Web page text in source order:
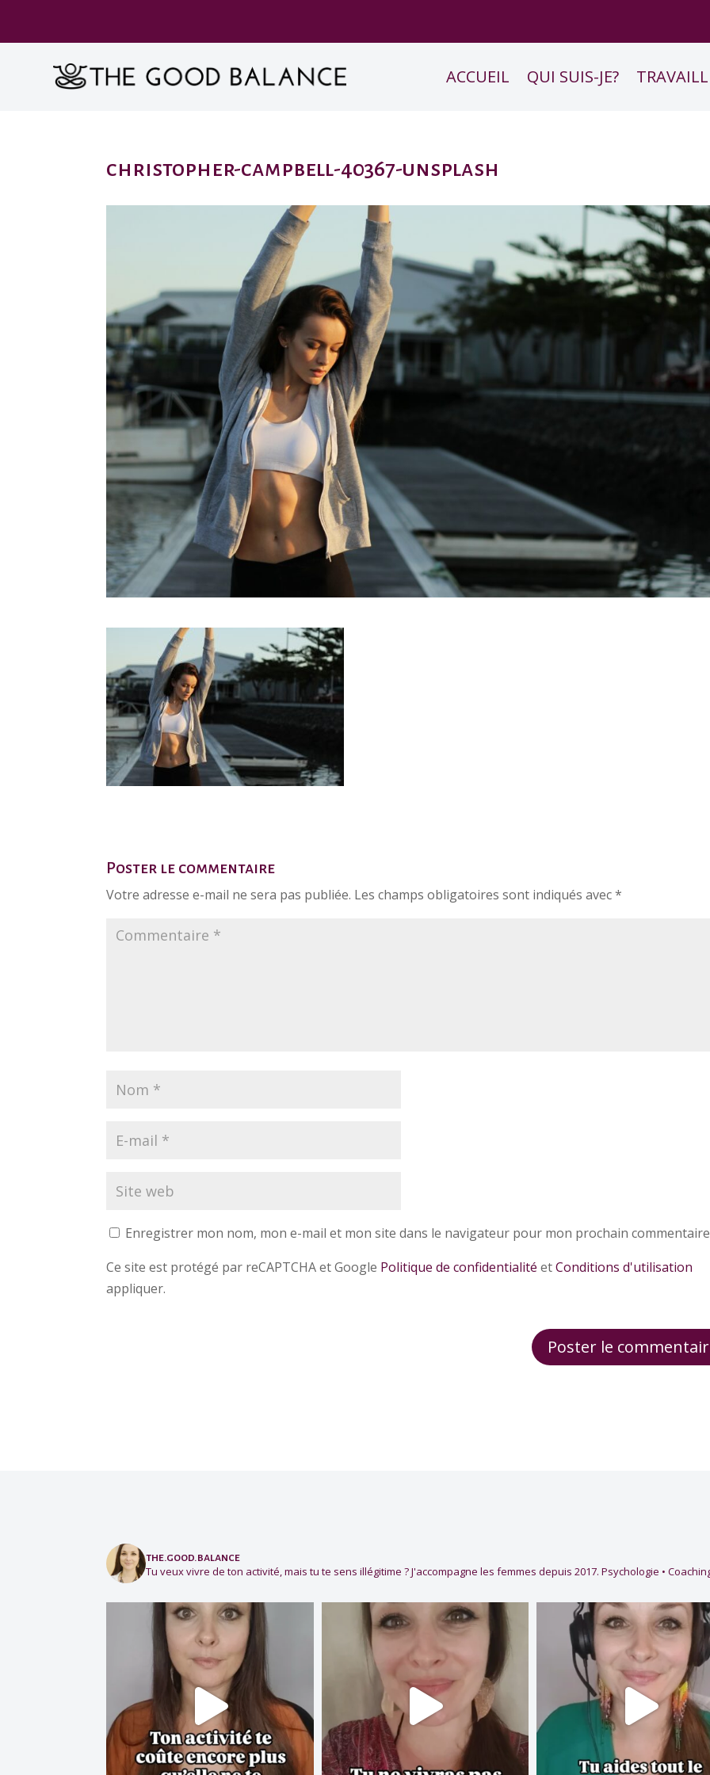
ACCUEIL QUI SUIS-JE?
christopher-campbell-40367-unsplash
Poster le commentaire
Votre adresse e-mail ne sera pas publiée. Les champs obligatoires sont indiqués avec*
Enregistrer mon nom, mon e-mail et mon site dans le navigateur pour mon prochain
Ce site est protégé par reCAPTCHA et Google Politique de confidentialité etConditions d'utilisation
appliquer.
the.good.balance
Tu veux vivre de ton activité, mais tu te sens illégitime ?J'accompagne les femmes depuis 2017. Psychologie •